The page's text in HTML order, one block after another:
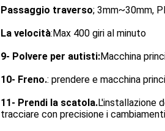
Passaggio traverso; 3mm~30mm,
La velocità:Max 400 giri al minuto
9- Polvere per autisti:Macchina
10- Freno.: prendere e macchina
11- Prendi la scatola.L'installazione
tracciare con precisione i